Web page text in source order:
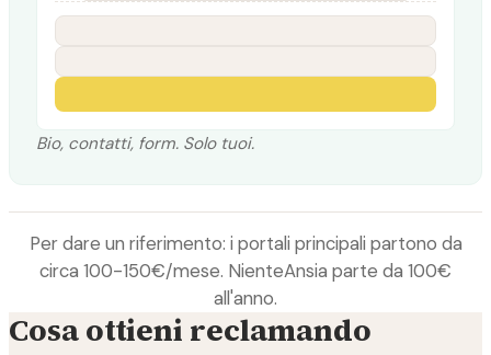
Bio, contatti, form. Solo tuoi.
Per dare un riferimento: i portali principali partono da
circa 100-150€/mese. NienteAnsia parte da 100€
all'anno.
Cosa ottieni reclamando